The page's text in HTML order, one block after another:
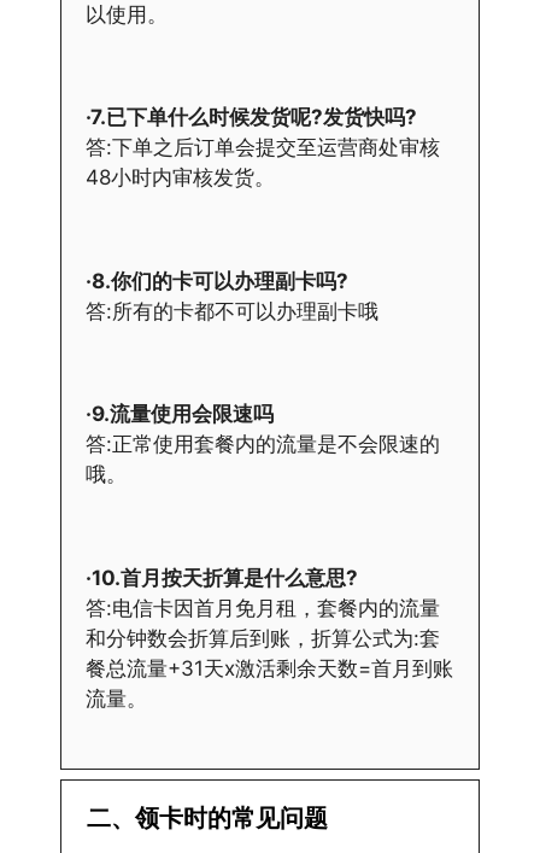
以使用。
·7.已下单什么时候发货呢?发货快吗?
答:下单之后订单会提交至运营商处审核
48小时内审核发货。
·8.你们的卡可以办理副卡吗?
答:所有的卡都不可以办理副卡哦
·9.流量使用会限速吗
答:正常使用套餐内的流量是不会限速的
哦。
·10.首月按天折算是什么意思?
答:电信卡因首月免月租，套餐内的流量
和分钟数会折算后到账，折算公式为:套
餐总流量+31天x激活剩余天数=首月到账
流量。
二、领卡时的常见问题